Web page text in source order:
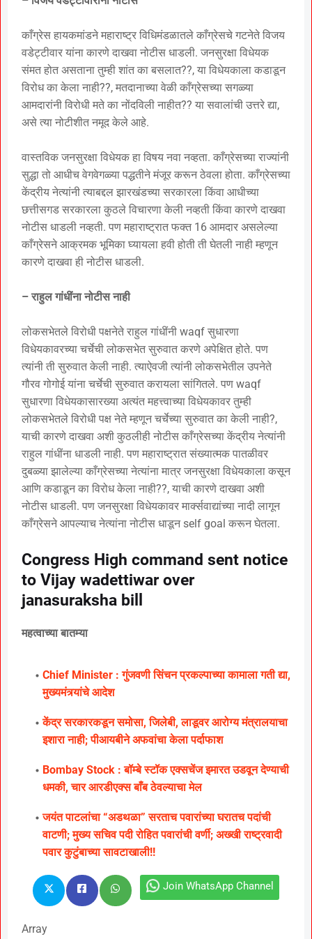
काँग्रेस हायकमांडने महाराष्ट्र विधिमंडळातले काँग्रेसचे गटनेते विजय
वडेट्टीवार यांना कारणे दाखवा नोटीस धाडली. जनसुरक्षा विधेयक
संमत होत असताना तुम्ही शांत का बसलात??, या विधेयकाला कडाडून
विरोध का केला नाही??, मतदानाच्या वेळी काँग्रेसच्या सगळ्या
आमदारांनी विरोधी मते का नोंदविली नाहीत?? या सवालांची उत्तरे द्या,
असे त्या नोटीशीत नमूद केले आहे.
वास्तविक जनसुरक्षा विधेयक हा विषय नवा नव्हता. काँग्रेसच्या राज्यांनी
सुद्धा तो आधीच वेगवेगळ्या पद्धतीने मंजूर करून ठेवला होता. काँग्रेसच्या
केंद्रीय नेत्यांनी त्याबद्दल झारखंडच्या सरकारला किंवा आधीच्या
छत्तीसगड सरकारला कुठले विचारणा केली नव्हती किंवा कारणे दाखवा
नोटीस धाडली नव्हती. पण महाराष्ट्रात फक्त 16 आमदार असलेल्या
काँग्रेसने आक्रमक भूमिका घ्यायला हवी होती ती घेतली नाही म्हणून
कारणे दाखवा ही नोटीस धाडली.
– राहुल गांधींना नोटीस नाही
लोकसभेतले विरोधी पक्षनेते राहुल गांधींनी waqf सुधारणा
विधेयकावरच्या चर्चेची लोकसभेत सुरुवात करणे अपेक्षित होते. पण
त्यांनी ती सुरुवात केली नाही. त्याऐवजी त्यांनी लोकसभेतील उपनेते
गौरव गोगोई यांना चर्चेची सुरुवात करायला सांगितले. पण waqf
सुधारणा विधेयकासारख्या अत्यंत महत्त्वाच्या विधेयकावर तुम्ही
लोकसभेतले विरोधी पक्ष नेते म्हणून चर्चेच्या सुरुवात का केली नाही?,
याची कारणे दाखवा अशी कुठलीही नोटीस काँग्रेसच्या केंद्रीय नेत्यांनी
राहुल गांधींना धाडली नाही. पण महाराष्ट्रात संख्यात्मक पातळीवर
दुबळ्या झालेल्या काँग्रेसच्या नेत्यांना मात्र जनसुरक्षा विधेयकाला कसून
आणि कडाडून का विरोध केला नाही??, याची कारणे दाखवा अशी
नोटीस धाडली. पण जनसुरक्षा विधेयकावर मार्क्सवाद्यांच्या नादी लागून
काँग्रेसने आपल्याच नेत्यांना नोटीस धाडून self goal करून घेतला.
Congress High command sent notice
to Vijay wadettiwar over
janasuraksha bill
महत्वाच्या बातम्या
Chief Minister : गुंजवणी सिंचन प्रकल्पाच्या कामाला गती द्या,
मुख्यमंत्र्यांचे आदेश
केंद्र सरकारकडून समोसा, जिलेबी, लाडूवर आरोग्य मंत्रालयाचा
इशारा नाही; पीआयबीने अफवांचा केला पर्दाफाश
Bombay Stock : बॉम्बे स्टॉक एक्सचेंज इमारत उडवून देण्याची
धमकी, चार आरडीएक्स बाँब ठेवल्याचा मेल
जयंत पाटलांचा “अडथळा” सरताच पवारांच्या घरातच पदांची
वाटणी; मुख्य सचिव पदी रोहित पवारांची वर्णी; अख्खी राष्ट्रवादी
पवार कुटुंबाच्या सावटाखाली!!
Join WhatsApp Channel
Array